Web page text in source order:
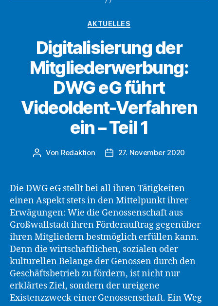
im
Wachstum“
Kategorien
AKTUELLES
Digitalisierung der
Mitgliederwerbung:
DWG eG führt
VideoIdent-Verfahren
ein – Teil 1
Beitragsautor
Von Redaktion Beitragsdatum
27. November 2020
Die DWG eG stellt bei all ihren Tätigkeiten
einen Aspekt stets in den Mittelpunkt ihrer
Erwägungen: Wie die Genossenschaft aus
Großwallstadt ihren Förderauftrag gegenüber
ihren Mitgliedern bestmöglich erfüllen kann.
Denn die wirtschaftlichen, sozialen oder
kulturellen Belange der Genossen durch den
Geschäftsbetrieb zu fördern, ist nicht nur
erklärtes Ziel, sondern der ureigene
Existenzzweck einer Genossenschaft. Ein Weg